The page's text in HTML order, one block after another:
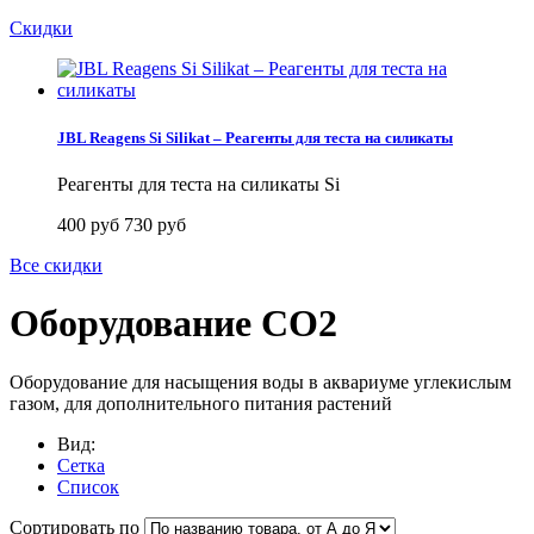
Скидки
JBL Reagens Si Silikat – Реагенты для теста на силикаты
Реагенты для теста на силикаты Si
400 руб 730 руб
Все скидки
Оборудование CO2
Оборудование для насыщения воды в аквариуме углекислым
газом, для дополнительного питания растений
Вид:
Сетка
Список
Сортировать по